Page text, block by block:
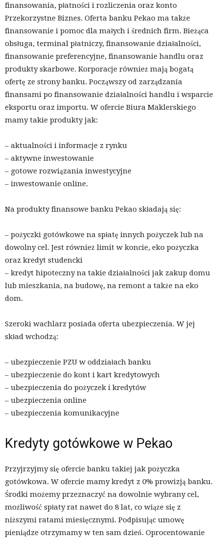
finansowania, płatności i rozliczenia oraz konto
Przekorzystne Biznes. Oferta banku Pekao ma także
finansowanie i pomoc dla małych i średnich firm. Bieżąca
obsługa, terminal płatniczy, finansowanie działalności,
finansowanie preferencyjne, finansowanie handlu oraz
produkty skarbowe. Korporacje również mają bogatą
ofertę ze strony banku. Począwszy od zarządzania
finansami po finansowanie działalności handlu i wsparcie
eksportu oraz importu. W ofercie Biura Maklerskiego
mamy takie produkty jak:
– aktualności i informacje z rynku
– aktywne inwestowanie
– gotowe rozwiązania inwestycyjne
– inwestowanie online.
Na produkty finansowe banku Pekao składają się:
– pożyczki gotówkowe na spłatę innych pożyczek lub na
dowolny cel. Jest również limit w koncie, eko pożyczka
oraz kredyt studencki
– kredyt hipoteczny na takie działalności jak zakup domu
lub mieszkania, na budowę, na remont a także na eko
dom.
Szeroki wachlarz posiada oferta ubezpieczenia. W jej
skład wchodzą:
– ubezpieczenie PZU w oddziałach banku
– ubezpieczenie do kont i kart kredytowych
– ubezpieczenia do pożyczek i kredytów
– ubezpieczenia online
– ubezpieczenia komunikacyjne
Kredyty gotówkowe w Pekao
Przyjrzyjmy się ofercie banku takiej jak pożyczka
gotówkowa. W ofercie mamy kredyt z 0% prowizją banku.
Środki możemy przeznaczyć na dowolnie wybrany cel,
możliwość spłaty rat nawet do 8 lat, co wiąże się z
niższymi ratami miesięcznymi. Podpisując umowę
pieniądze otrzymamy w ten sam dzień. Oprocentowanie